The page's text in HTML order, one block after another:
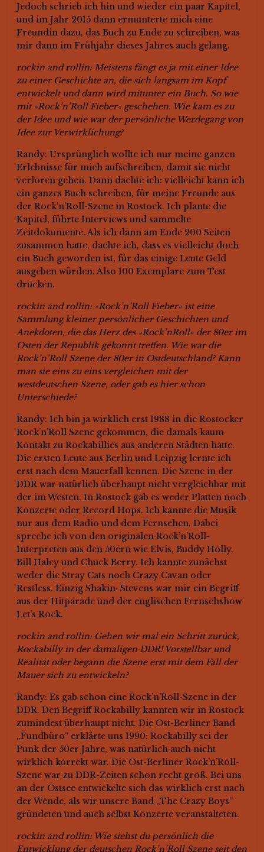
Jedoch schrieb ich hin und wieder ein paar Kapitel,
und im Jahr 2015 dann ermunterte mich eine
Freundin dazu, das Buch zu Ende zu schreiben, was
mir dann im Frühjahr dieses Jahres auch gelang.
rockin and rollin: Meistens fängt es ja mit einer Idee
zu einer Geschichte an, die sich langsam im Kopf
entwickelt und dann wird mitunter ein Buch. So wie
mit »Rock’n’Roll Fieber« geschehen. Wie kam es zu
der Idee und wie war der persönliche Werdegang von
Idee zur Verwirklichung?
Randy: Ursprünglich wollte ich nur meine ganzen
Erlebnisse für mich aufschreiben, damit sie nicht
verloren gehen. Dann dachte ich: vielleicht kann ich
ein ganzes Buch schreiben, für meine Freunde aus
der Rock’n’Roll-Szene in Rostock. Ich plante die
Kapitel, führte Interviews und sammelte
Zeitdokumente. Als ich dann am Ende 200 Seiten
zusammen hatte, dachte ich, dass es vielleicht doch
ein Buch geworden ist, für das einige Leute Geld
ausgeben würden. Also 100 Exemplare zum Test
drucken.
rockin and rollin: »Rock’n’Roll Fieber« ist eine
Sammlung kleiner persönlicher Geschichten und
Anekdoten, die das Herz des »Rock’nRoll« der 80er im
Osten der Republik gekonnt treffen. Wie war die
Rock’n’Roll Szene der 80er in Ostdeutschland? Kann
man sie eins zu eins vergleichen mit der
westdeutschen Szene, oder gab es hier schon
Unterschiede?
Randy: Ich bin ja wirklich erst 1988 in die Rostocker
Rock’n’Roll Szene gekommen, die damals kaum
Kontakt zu Rockabillies aus anderen Städten hatte.
Die ersten Leute aus Berlin und Leipzig lernte ich
erst nach dem Mauerfall kennen. Die Szene in der
DDR war natürlich überhaupt nicht vergleichbar mit
der im Westen. In Rostock gab es weder Platten noch
Konzerte oder Record Hops. Ich kannte die Musik
nur aus dem Radio und dem Fernsehen. Dabei
spreche ich von den originalen Rock’n’Roll-
Interpreten aus den 50ern wie Elvis, Buddy Holly,
Bill Haley und Chuck Berry. Ich kannte zunächst
weder die Stray Cats noch Crazy Cavan oder
Restless. Einzig Shakin‹ Stevens war mir ein Begriff
aus der Hitparade und der englischen Fernsehshow
Let’s Rock.
rockin and rollin: Gehen wir mal ein Schritt zurück,
Rockabilly in der damaligen DDR! Vorstellbar und
Realität oder begann die Szene erst mit dem Fall der
Mauer sich zu entwickeln?
Randy: Es gab schon eine Rock’n’Roll-Szene in der
DDR. Den Begriff Rockabilly kannten wir in Rostock
zumindest überhaupt nicht. Die Ost-Berliner Band
„Fundbüro“ erklärte uns 1990: Rockabilly sei der
Punk der 50er Jahre, was natürlich auch nicht
wirklich korrekt war. Die Ost-Berliner Rock’n’Roll-
Szene war zu DDR-Zeiten schon recht groß. Bei uns
an der Ostsee entwickelte sich das wirklich erst nach
der Wende, als wir unsere Band „The Crazy Boys“
gründeten und auch selbst Konzerte veranstalteten.
rockin and rollin: Wie siehst du persönlich die
Entwicklung der deutschen Rock’n’Roll Szene seit den